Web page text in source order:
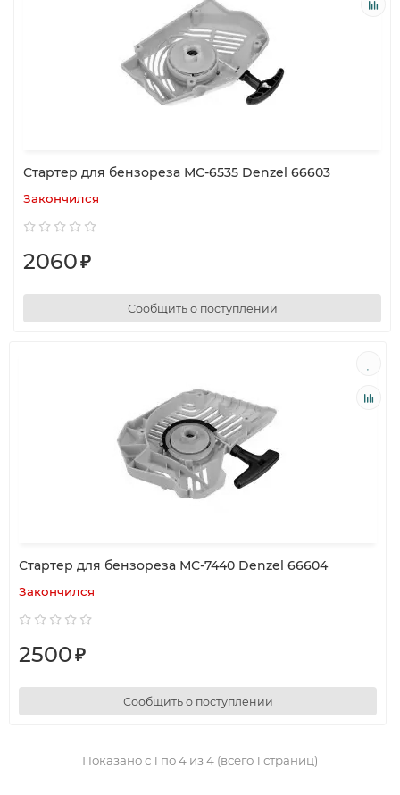
Стартер для бензореза МС-6535 Denzel 66603
Закончился
2060₽
Сообщить о поступлении
Стартер для бензореза МС-7440 Denzel 66604
Закончился
2500₽
Сообщить о поступлении
Показано с 1 по 4 из 4 (всего 1 страниц)